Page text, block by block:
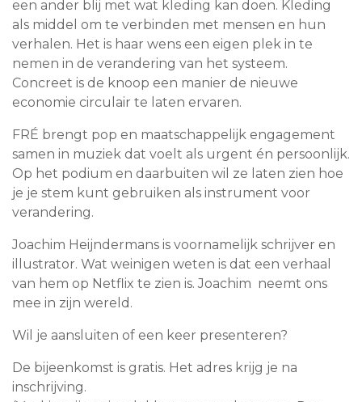
een ander blij met wat kleding kan doen. Kleding
als middel om te verbinden met mensen en hun
verhalen. Het is haar wens een eigen plek in te
nemen in de verandering van het systeem.
Concreet is de knoop een manier de nieuwe
economie circulair te laten ervaren.
FRÉ brengt pop en maatschappelijk engagement
samen in muziek dat voelt als urgent én persoonlijk.
Op het podium en daarbuiten wil ze laten zien hoe
je je stem kunt gebruiken als instrument voor
verandering.
Joachim Heijndermans is voornamelijk schrijver en
illustrator. Wat weinigen weten is dat een verhaal
van hem op Netflix te zien is. Joachim neemt ons
mee in zijn wereld.
Wil je aansluiten of een keer presenteren?
De bijeenkomst is gratis. Het adres krijg je na
inschrijving.